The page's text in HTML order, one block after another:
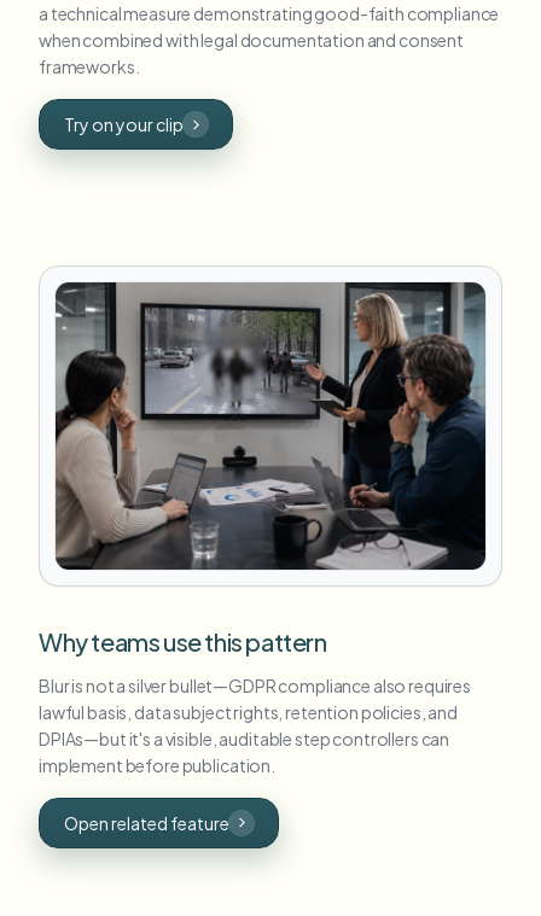
a technical measure demonstrating good-faith compliance
when combined with legal documentation and consent
frameworks.
Try on your clip
Why teams use this pattern
Blur is not a silver bullet—GDPR compliance also requires
lawful basis, data subject rights, retention policies, and
DPIAs—but it's a visible, auditable step controllers can
implement before publication.
Open related feature